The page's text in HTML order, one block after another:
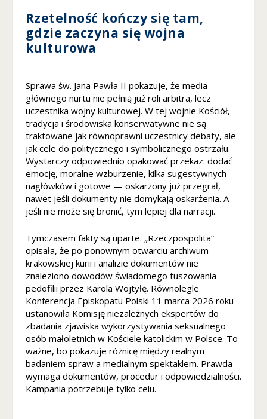
Rzetelność kończy się tam,
gdzie zaczyna się wojna
kulturowa
Sprawa św. Jana Pawła II pokazuje, że media
głównego nurtu nie pełnią już roli arbitra, lecz
uczestnika wojny kulturowej. W tej wojnie Kościół,
tradycja i środowiska konserwatywne nie są
traktowane jak równoprawni uczestnicy debaty, ale
jak cele do politycznego i symbolicznego ostrzału.
Wystarczy odpowiednio opakować przekaz: dodać
emocję, moralne wzburzenie, kilka sugestywnych
nagłówków i gotowe — oskarżony już przegrał,
nawet jeśli dokumenty nie domykają oskarżenia. A
jeśli nie może się bronić, tym lepiej dla narracji.
Tymczasem fakty są uparte. „Rzeczpospolita”
opisała, że po ponownym otwarciu archiwum
krakowskiej kurii i analizie dokumentów nie
znaleziono dowodów świadomego tuszowania
pedofilii przez Karola Wojtyłę. Równolegle
Konferencja Episkopatu Polski 11 marca 2026 roku
ustanowiła Komisję niezależnych ekspertów do
zbadania zjawiska wykorzystywania seksualnego
osób małoletnich w Kościele katolickim w Polsce. To
ważne, bo pokazuje różnicę między realnym
badaniem spraw a medialnym spektaklem. Prawda
wymaga dokumentów, procedur i odpowiedzialności.
Kampania potrzebuje tylko celu.